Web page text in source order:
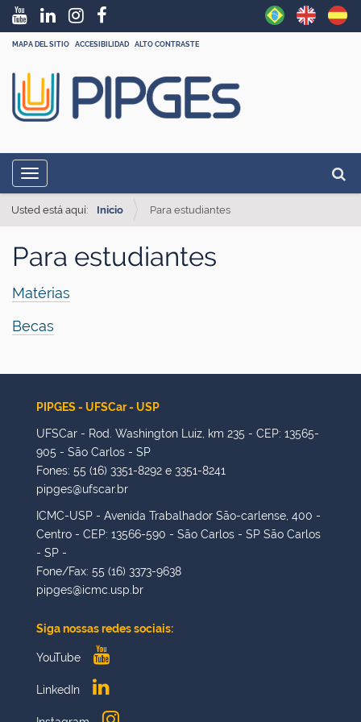
MAPA DEL SITIO ACCESIBILIDAD ALTO CONTRASTE
Toggle navigation
Usted está aquí: Inicio Para estudiantes
Para estudiantes
Matérias
Becas
PIPGES - UFSCar - USP
UFSCar - Rod. Washington Luiz, km 235 - CEP: 13565-
905 - São Carlos - SP
Fones: 55 (16) 3351-8292 e 3351-8241
pipges@ufscar.br
ICMC-USP - Avenida Trabalhador São-carlense, 400 -
Centro - CEP: 13566-590 - São Carlos - SP São Carlos
- SP -
Fone/Fax: 55 (16) 3373-9638
pipges@icmc.usp.br
Siga nossas redes sociais:
YouTube
LinkedIn